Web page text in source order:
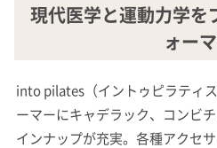
現代医学と運動力学を
ォー
into pilates（イントゥピラティ
ーマーにキャデラック、コンビ
インナップが充実。各種アクセ